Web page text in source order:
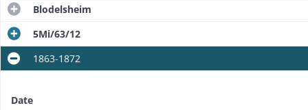
Blodelsheim
5Mi/63/12
1863-1872
Date